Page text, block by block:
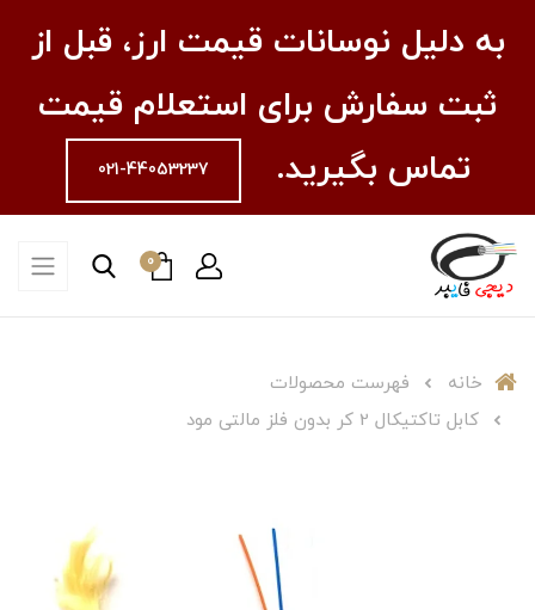
به دلیل نوسانات قیمت ارز، قبل از
ثبت سفارش برای استعلام قیمت
تماس بگیرید.
021-44053237
0
خانه
فهرست محصولات
کابل تاکتیکال 2 کر بدون فلز مالتی مود